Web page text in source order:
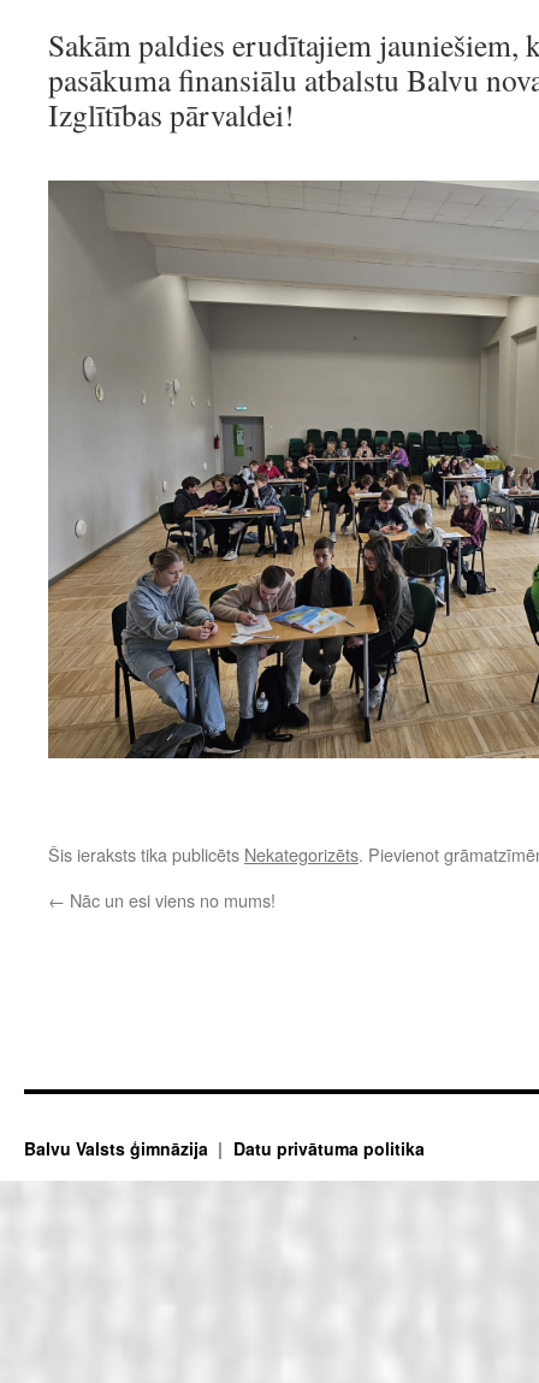
Sakām paldies erudītajiem jauniešiem,
pasākuma finansiālu atbalstu Balvu
Izglītības pārvaldei!
Šis ieraksts tika publicēts Nekategorizēts. Pievienot
← Nāc un esi viens no mums!
Balvu Valsts ģimnāzija Datu privātuma politika